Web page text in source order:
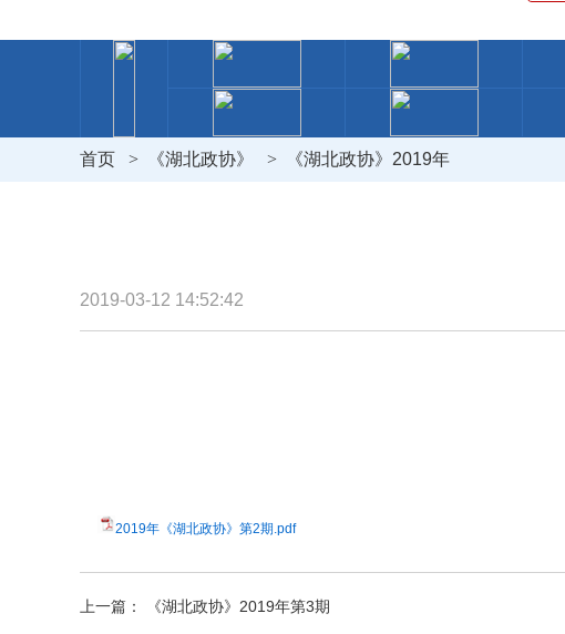
首页 > 《湖北政协》 > 《湖北政协》2019年
2019-03-12 14:52:42
2019年《湖北政协》第2期.pdf
上一篇： 《湖北政协》2019年第3期